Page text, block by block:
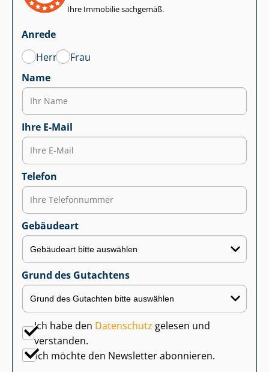
Ihre Immobilie sachgemäß.
Anrede
Herr
Frau
Name
Ihre E-Mail
Telefon
Gebäudeart
Grund des Gutachtens
Ich habe den Datenschutz gelesen und
verstanden.
Ich möchte den Newsletter abonnieren.